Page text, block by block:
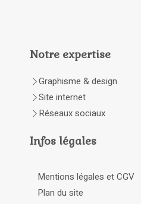
Notre expertise
Graphisme & design
Site internet
Réseaux sociaux
Infos légales
Mentions légales et CGV
Plan du site